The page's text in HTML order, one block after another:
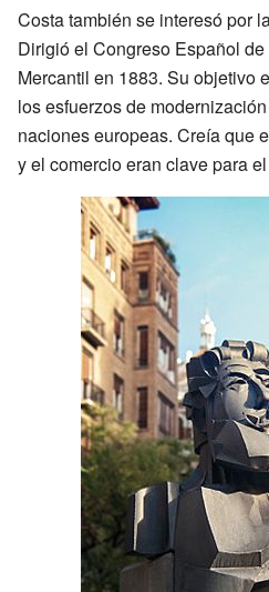
Costa también se interesó por
Dirigió el Congreso Español
Mercantil en 1883. Su objetivo
los esfuerzos de
naciones europeas. Creía que
y el comercio eran clave para